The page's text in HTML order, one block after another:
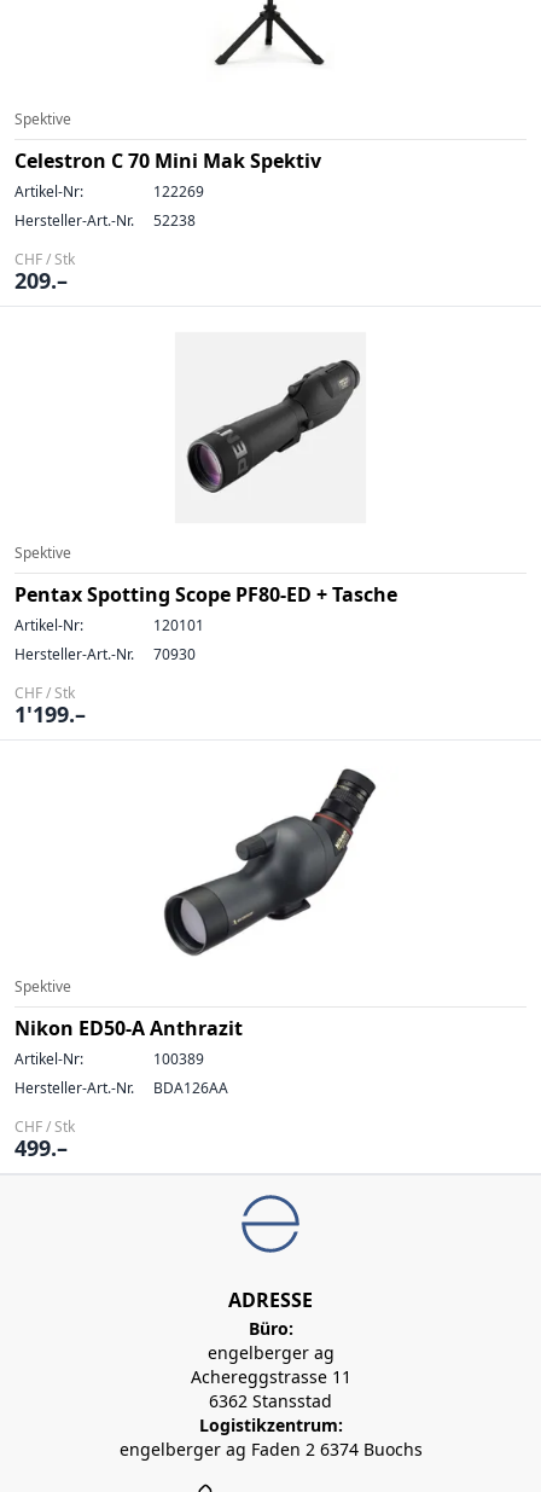
Spektive
Celestron C 70 Mini Mak Spektiv
Artikel-Nr:
122269
Hersteller-Art.-Nr.
52238
CHF / Stk
209.–
Spektive
Pentax Spotting Scope PF80-ED + Tasche
Artikel-Nr:
120101
Hersteller-Art.-Nr.
70930
CHF / Stk
1'199.–
Spektive
Nikon ED50-A Anthrazit
Artikel-Nr:
100389
Hersteller-Art.-Nr.
BDA126AA
CHF / Stk
499.–
ADRESSE
Büro:
engelberger ag
Achereggstrasse 11
6362 Stansstad
Logistikzentrum:
engelberger ag Faden 2 6374 Buochs